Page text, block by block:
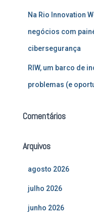
Na Rio Innovation
negócios com
cibersegurança
RIW, um barco de
problemas (e
Comentários
Arquivos
agosto 2026
julho 2026
junho 2026